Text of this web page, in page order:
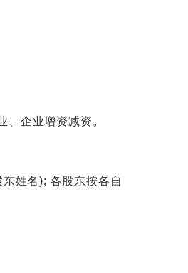
企业增资减资。
姓名); 各股东按各自